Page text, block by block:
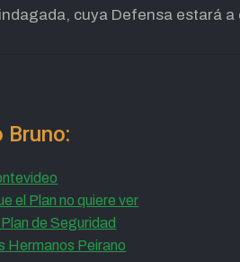
cuya Defensa estará
el Plan no quiere ver
de Seguridad
Hermanos Peirano